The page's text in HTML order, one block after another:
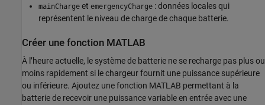
mainCharge et emergencyCharge : données locales qui
représentent le niveau de charge de chaque batterie.
Créer une fonction MATLAB
À l’heure actuelle, le système de batterie ne se recharge pas plus ou
moins rapidement si le chargeur fournit une puissance supérieure
ou inférieure. Ajoutez une fonction MATLAB permettant à la
batterie de recevoir une puissance variable en entrée avec une